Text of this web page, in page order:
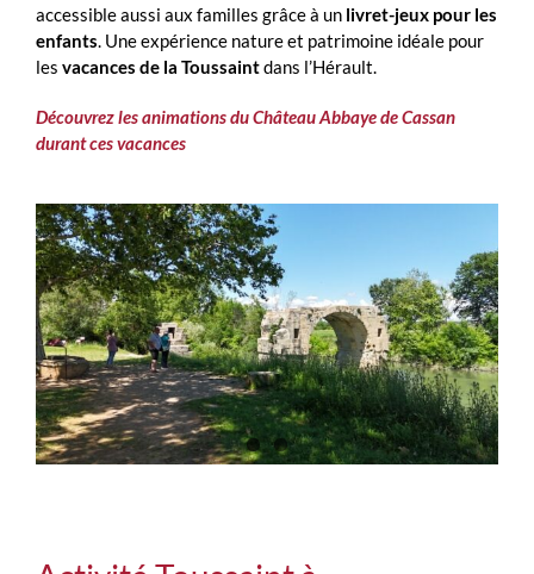
accessible aussi aux familles grâce à un livret-jeux pour les
enfants. Une expérience nature et patrimoine idéale pour
les vacances de la Toussaintdans l’Hérault.
Découvrez les animations du Château Abbaye de Cassan
durant ces vacances